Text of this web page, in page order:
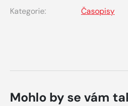
Kategorie:
Časopisy
Mohlo by se vám